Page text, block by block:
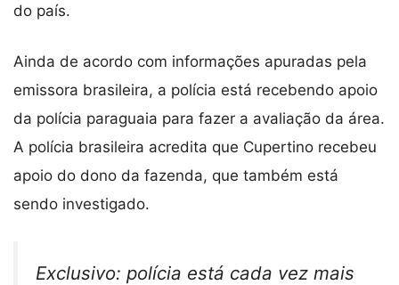
do país.
Ainda de acordo com informações apuradas pela
emissora brasileira, a polícia está recebendo apoio
da polícia paraguaia para fazer a avaliação da área.
A polícia brasileira acredita que Cupertino recebeu
apoio do dono da fazenda, que também está
sendo investigado.
Exclusivo: polícia está cada vez mais